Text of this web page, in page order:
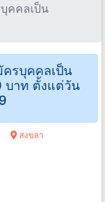
คคลเป็น
รบุคคลเป็น
บาท ตั้งแต่วัน
สงขลา